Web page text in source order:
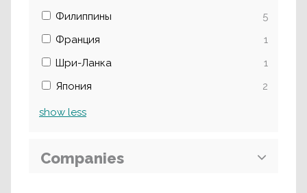
Филиппины
5
Франция
1
Шри-Ланка
1
Япония
2
show less
Companies